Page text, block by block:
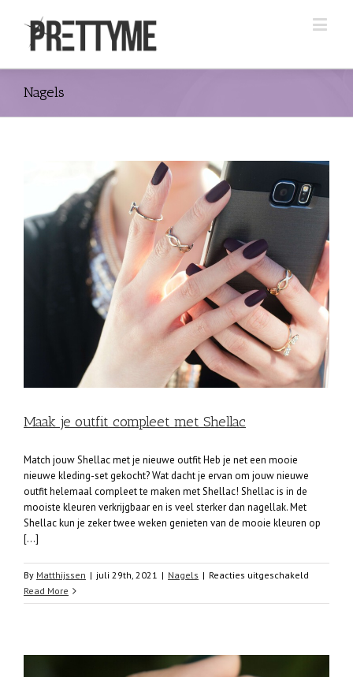
Nagels
Maak je outfit compleet met Shellac
Match jouw Shellac met je nieuwe outfit Heb je net een mooie
nieuwe kleding-set gekocht? Wat dacht je ervan om jouw nieuwe
outfit helemaal compleet te maken met Shellac! Shellac is in de
mooiste kleuren verkrijgbaar en is veel sterker dan nagellak. Met
Shellac kun je zeker twee weken genieten van de mooie kleuren op
[...]
By Matthijssen | juli 29th, 2021 | Nagels | Reacties uitgeschakeld
je
met
Read More